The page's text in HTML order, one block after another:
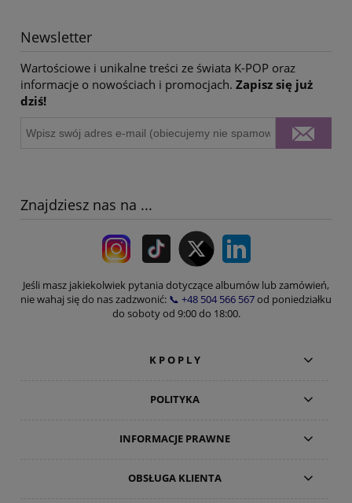
Newsletter
Wartościowe i unikalne treści ze świata K-POP oraz
informacje o nowościach i promocjach. Zapisz się już
dziś!
Znajdziesz nas na ...
Jeśli masz jakiekolwiek pytania dotyczące albumów lub zamówień,
nie wahaj się do nas zadzwonić: 📞 +48 504 566 567od poniedziałku
do soboty od 9:00 do 18:00.
K P O P L Y
POLITYKA
INFORMACJE PRAWNE
OBSŁUGA KLIENTA